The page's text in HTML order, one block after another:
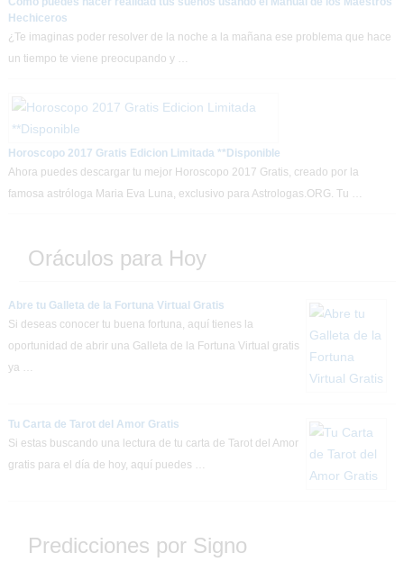
Hechiceros
¿Te imaginas poder resolver de la noche a la mañana ese problema que hace
un tiempo te viene preocupando y …
Horoscopo 2017 Gratis Edicion Limitada **Disponible
Ahora puedes descargar tu mejor Horoscopo 2017 Gratis, creado por la
famosa astróloga Maria Eva Luna, exclusivo para Astrologas.ORG. Tu …
Oráculos para Hoy
Abre tu Galleta de la Fortuna Virtual Gratis
Si deseas conocer tu buena fortuna, aquí tienes la
oportunidad de abrir una Galleta de la Fortuna Virtual gratis
ya …
Tu Carta de Tarot del Amor Gratis
Si estas buscando una lectura de tu carta de Tarot del Amor
gratis para el día de hoy, aquí puedes …
Predicciones por Signo